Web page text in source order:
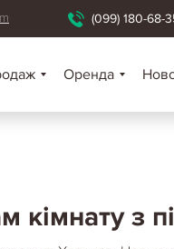
(099) 180-68-
Оренда
кімнату з